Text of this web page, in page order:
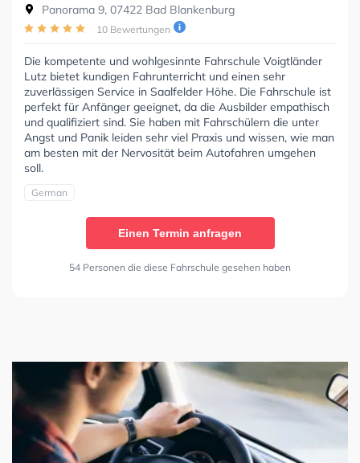
Panorama 9, 07422 Bad Blankenburg
10 Bewertungen
Die kompetente und wohlgesinnte Fahrschule Voigtländer
Lutz bietet kundigen Fahrunterricht und einen sehr
zuverlässigen Service in Saalfelder Höhe. Die Fahrschule ist
perfekt für Anfänger geeignet, da die Ausbilder empathisch
und qualifiziert sind. Sie haben mit Fahrschülern die unter
Angst und Panik leiden sehr viel Praxis und wissen, wie man
am besten mit der Nervosität beim Autofahren umgehen
soll.
German
Einen Termin anfragen
54 Personen die diese Fahrschule gesehen haben